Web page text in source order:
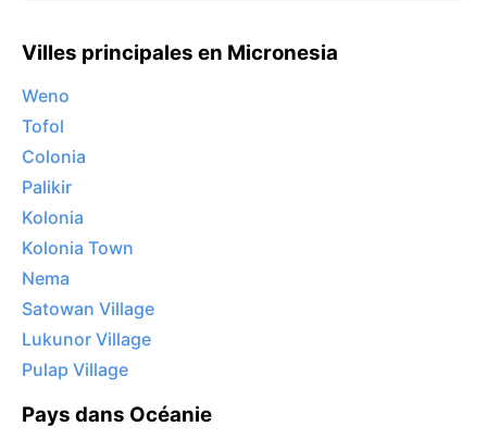
Villes principales en Micronesia
Weno
Tofol
Colonia
Palikir
Kolonia
Kolonia Town
Nema
Satowan Village
Lukunor Village
Pulap Village
Pays dans Océanie